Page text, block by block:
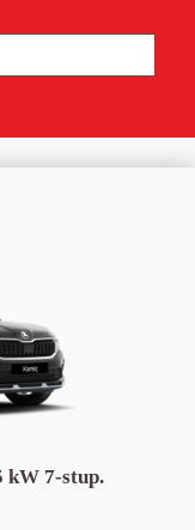
kW 7-stup.